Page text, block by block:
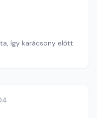
így karácsony előtt.